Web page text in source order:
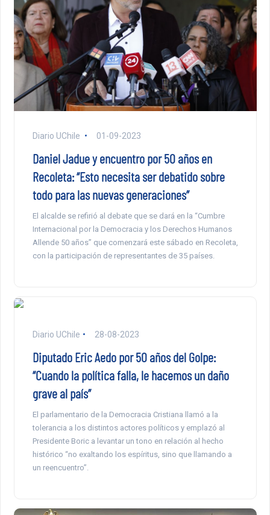
Diario UChile 01-09-2023
Daniel Jadue y encuentro por 50 años en
Recoleta: “Esto necesita ser debatido sobre
todo para las nuevas generaciones”
El alcalde se refirió al debate que se dará en la “Cumbre
Internacional por la Democracia y los Derechos Humanos
Allende 50 años” que comenzará este sábado en Recoleta,
con la participación de representantes de 35 países.
Diario UChile 28-08-2023
Diputado Eric Aedo por 50 años del Golpe:
“Cuando la política falla, le hacemos un daño
grave al país”
El parlamentario de la Democracia Cristiana llamó a la
tolerancia a los distintos actores políticos y emplazó al
Presidente Boric a levantar un tono en relación al hecho
histórico “no exaltando los espíritus, sino que llamando a
un reencuentro”.